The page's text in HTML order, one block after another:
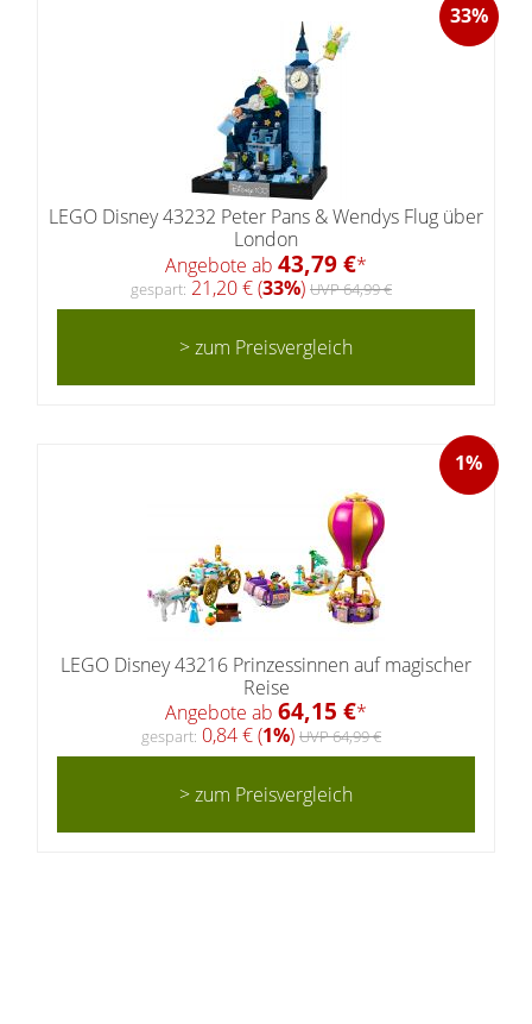
33%
LEGO Disney 43232 Peter Pans & Wendys Flug über
London
Angebote ab 43,79 €*
gespart: 21,20 € (33%) UVP 64,99 €
> zum Preisvergleich
1%
LEGO Disney 43216 Prinzessinnen auf magischer
Reise
Angebote ab 64,15 €*
gespart: 0,84 € (1%) UVP 64,99 €
> zum Preisvergleich